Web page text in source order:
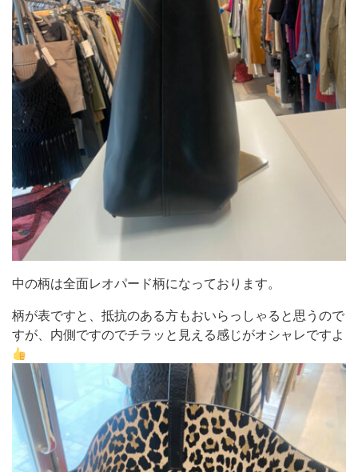
中の柄は全面レオパード柄になっております。
柄が表ですと、抵抗のある方もおいらっしゃると思うので
すが、内側ですのでチラッと見える感じがオシャレですよ